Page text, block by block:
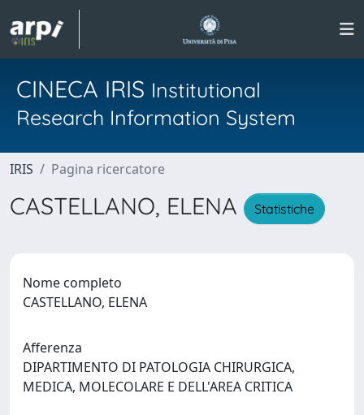
CINECA IRIS Institutional
Research Information System
IRIS Pagina ricercatore
CASTELLANO, ELENA Statistiche
Nome completo
CASTELLANO, ELENA
Afferenza
DIPARTIMENTO DI PATOLOGIA CHIRURGICA,
MEDICA, MOLECOLARE E DELL'AREA CRITICA